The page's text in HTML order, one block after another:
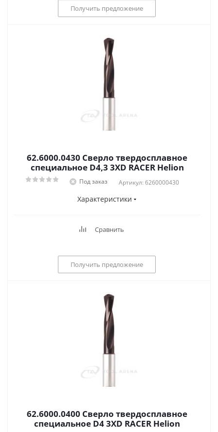
Получить предложение
62.6000.0430 Сверло твердосплавное
специальное D4,3 3XD RACER Helion
Под заказ Артикул: 6260000430
Характеристики
Сравнить
Получить предложение
62.6000.0400 Сверло твердосплавное
специальное D4 3XD RACER Helion